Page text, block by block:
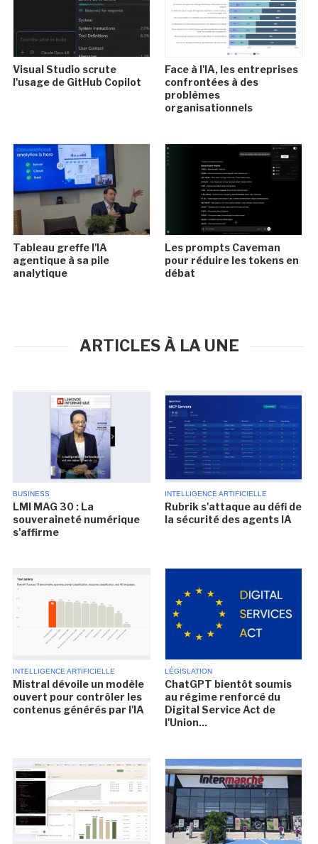
Visual Studio scrute
l'usage de GitHub Copilot
Face à l'IA, les entreprises
confrontées à des
problèmes
organisationnels
Tableau greffe l'IA
agentique à sa pile
analytique
Les prompts Caveman
pour réduire les tokens en
débat
ARTICLES À LA UNE
BUSINESS
LMI MAG 30 : La
souveraineté numérique
s'affirme
INTELLIGENCE ARTIFICIELLE
Rubrik s'attaque au défi de
la sécurité des agents IA
INTELLIGENCE ARTIFICIELLE
Mistral dévoile un modèle
ouvert pour contrôler les
contenus générés par l'IA
LÉGISLATION
ChatGPT bientôt soumis
au régime renforcé du
Digital Service Act de
l'Union...